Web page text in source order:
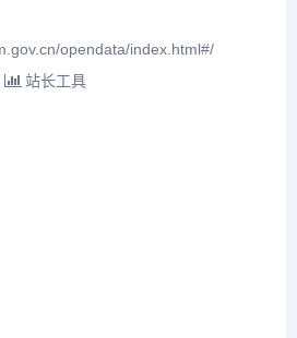
opendata/index.html#/
站长工具